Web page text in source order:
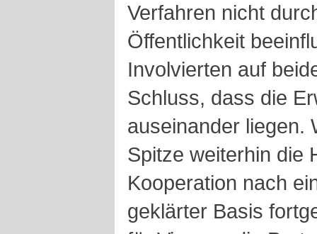
Verfahren nicht
Öffentlichkeit
Involvierten auf
Schluss, dass die
auseinander liegen.
Spitze weiterhin die
Kooperation nach
geklärter Basis